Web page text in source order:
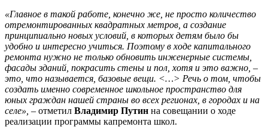
«Главное в такой работе, конечно же, не просто количество
отремонтированных квадратных метров, а создание
принципиально новых условий, в которых детям было бы
удобно и интересно учиться. Поэтому в ходе капитального
ремонта нужно не только обновить инженерные системы,
фасады зданий, покрасить стены и пол, хотя и это важно, –
это, что называется, базовые вещи. <…> Речь о том, чтобы
создать именно современное школьное пространство для
юных граждан нашей страны во всех регионах, в городах и на
селе», – отметил Владимир Путин на совещании о ходе
реализации программы капремонта школ.